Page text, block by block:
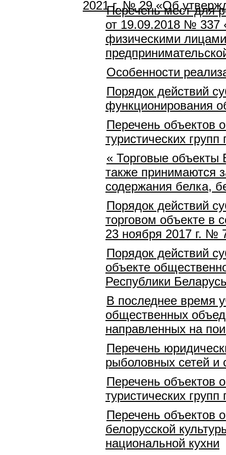
Перечень мест для
от 19.09.2018 № 337
физическими
Особенности
Порядок действий
функционирования
Перечень объектов
туристических
« Торговые объекты
также принимаются
содержания белка,
Порядок действий
торговом объекте в
23 ноября 2017 г. №
Порядок действий
объекте
Республики
В последнее время
общественных
направленных на
Перечень
рыболовных сетей и
Перечень объектов
туристических
Перечень объектов
белорусской
национальной кухни
2021 г. № 29 «Об